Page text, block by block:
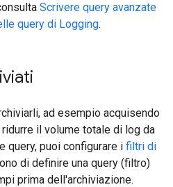
Scrivere query avanzate
query di Logging.
ad esempio acquisendo
il volume totale di log da
query, puoi configurare i filtri di
di definire una query (filtro)
prima dell'archiviazione.